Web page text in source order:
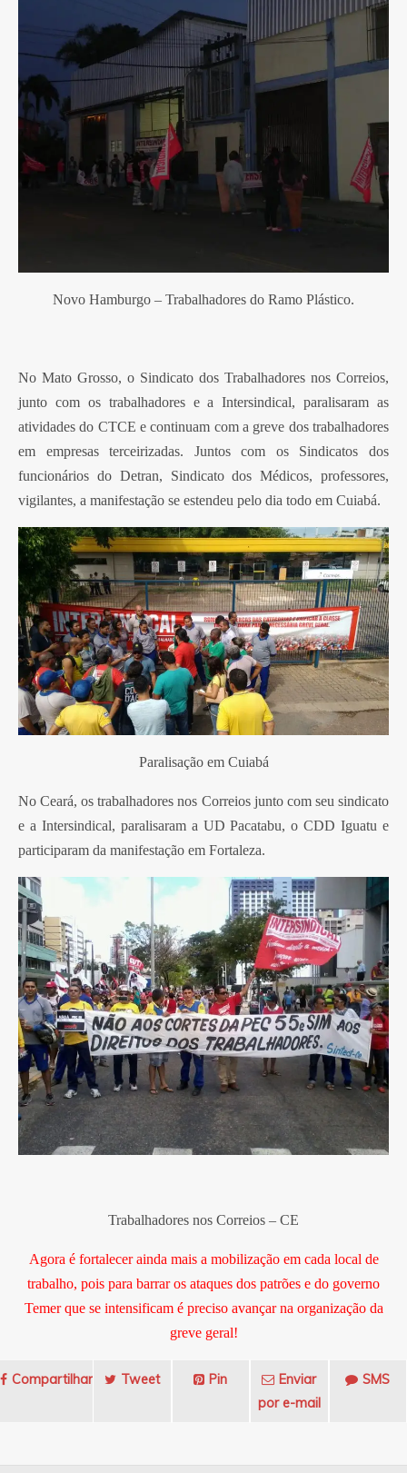
Novo Hamburgo – Trabalhadores do Ramo Plástico.
No Mato Grosso, o Sindicato dos Trabalhadores nos Correios,
junto com os trabalhadores e a Intersindical, paralisaram as
atividades do CTCE e continuam com a greve dos trabalhadores
em empresas terceirizadas. Juntos com os Sindicatos dos
funcionários do Detran, Sindicato dos Médicos, professores,
vigilantes, a manifestação se estendeu pelo dia todo em Cuiabá.
Paralisação em Cuiabá
No Ceará, os trabalhadores nos Correios junto com seu sindicato
e a Intersindical, paralisaram a UD Pacatabu, o CDD Iguatu e
participaram da manifestação em Fortaleza.
Trabalhadores nos Correios – CE
Agora é fortalecer ainda mais a mobilização em cada local de
trabalho, pois para barrar os ataques dos patrões e do governo
Temer que se intensificam é preciso avançar na organização da
greve geral!
Compartilhar Tweet Pin
Enviar
por e-mail
SMS